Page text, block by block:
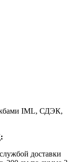
IML, СДЭК,
доставки